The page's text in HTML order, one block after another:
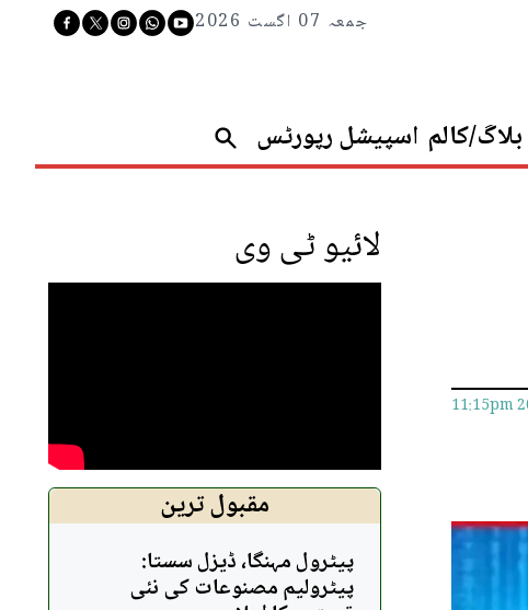
جمعہ 07 اگست 2026
بلاگ/کالم اسپیشل رپورٹس
11:15pm
لائیو ٹی وی
مقبول ترین
پیٹرول مہنگا، ڈیزل سستا:
پیٹرولیم مصنوعات کی نئی